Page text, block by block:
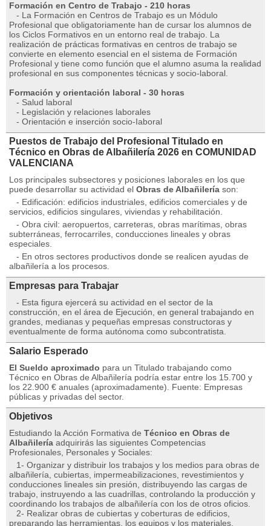
Formación en Centro de Trabajo - 210 horas
- La Formación en Centros de Trabajo es un Módulo
Profesional que obligatoriamente han de cursar los alumnos de
los Ciclos Formativos en un entorno real de trabajo. La
realización de prácticas formativas en centros de trabajo se
convierte en elemento esencial en el sistema de Formación
Profesional y tiene como función que el alumno asuma la realidad
profesional en sus componentes técnicas y socio-laboral.
Formación y orientación laboral - 30 horas
- Salud laboral
- Legislación y relaciones laborales
- Orientación e inserción socio-Iaboral
Puestos de Trabajo del Profesional Titulado en
Técnico en Obras de Albañilería 2026 en COMUNIDAD
VALENCIANA
Los principales subsectores y posiciones laborales en los que
puede desarrollar su actividad el Obras de Albañilería son:
- Edificación: edificios industriales, edificios comerciales y de
servicios, edificios singulares, viviendas y rehabilitación.
- Obra civil: aeropuertos, carreteras, obras marítimas, obras
subterráneas, ferrocarriles, conducciones lineales y obras
especiales.
- En otros sectores productivos donde se realicen ayudas de
albañilería a los procesos.
Empresas para Trabajar
- Esta figura ejercerá su actividad en el sector de la
construcción, en el área de Ejecución, en general trabajando en
grandes, medianas y pequeñas empresas constructoras y
eventualmente de forma autónoma como subcontratista.
Salario Esperado
El Sueldo aproximado para un Titulado trabajando como
Técnico en Obras de Albañilería podría estar entre los 15.700 y
los 22.900 € anuales (aproximadamente). Fuente: Empresas
públicas y privadas del sector.
Objetivos
Estudiando la Acción Formativa de Técnico en Obras de
Albañilería adquirirás las siguientes Competencias
Profesionales, Personales y Sociales:
1- Organizar y distribuir los trabajos y los medios para obras de
albañilería, cubiertas, impermeabilizaciones, revestimientos y
conducciones lineales sin presión, distribuyendo las cargas de
trabajo, instruyendo a las cuadrillas, controlando la producción y
coordinando los trabajos de albañilería con los de otros oficios.
2- Realizar obras de cubiertas y coberturas de edificios,
preparando las herramientas, los equipos y los materiales,